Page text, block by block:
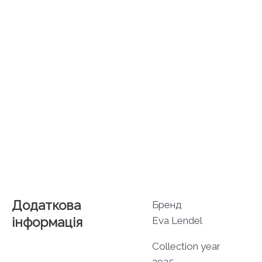
Додаткова
інформація
Бренд
Eva Lendel
Collection year